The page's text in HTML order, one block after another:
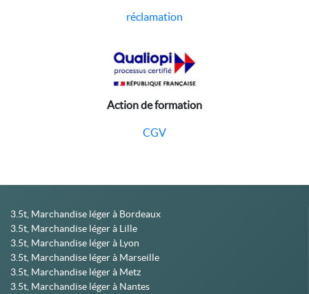
réclamation
Action de formation
CGV
3.5t, Marchandise léger à Bordeaux
3.5t, Marchandise léger à Lille
3.5t, Marchandise léger à Lyon
3.5t, Marchandise léger à Marseille
3.5t, Marchandise léger à Metz
3.5t, Marchandise léger à Nantes